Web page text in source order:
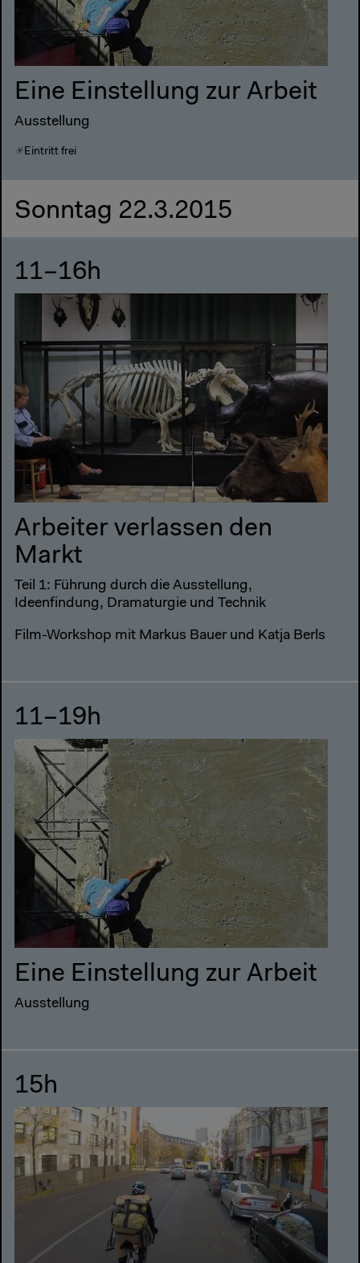
Eine Einstellung zur Arbeit
Ausstellung
Eintritt frei
Sonntag 22.3.2015
11–16h
Arbeiter verlassen den
Markt
Teil 1: Führung durch die Ausstellung,
Ideenfindung, Dramaturgie und Technik
Film-Workshop mit Markus Bauer und Katja Berls
11–19h
Eine Einstellung zur Arbeit
Ausstellung
15h